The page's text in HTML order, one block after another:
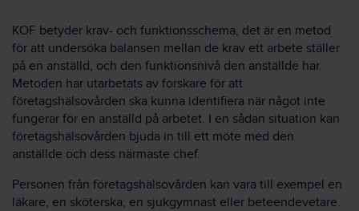
KOF betyder krav- och funktionsschema, det är en metod
för att undersöka balansen mellan de krav ett arbete ställer
på en anställd, och den funktionsnivå den anställde har.
Metoden har utarbetats av forskare för att
företagshälsovården ska kunna identifiera när något inte
fungerar för en anställd på arbetet. I en sådan situation kan
företagshälsovården bjuda in till ett möte med den
anställde och dess närmaste chef.
Personen från företagshälsovården kan vara till exempel en
läkare, en sköterska, en sjukgymnast eller beteendevetare.